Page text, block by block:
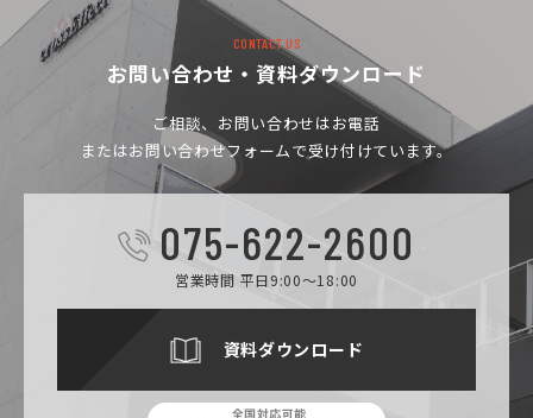
CONTACT US
お問い合わせ・資料ダウンロード
ご相談、お問い合わせはお電話
またはお問い合わせフォームで受け付けています。
075-622-2600
営業時間 平日9:00～18:00
資料ダウンロード